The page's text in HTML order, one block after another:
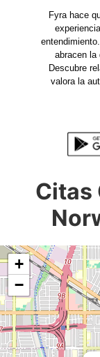
Fyra hace
abracen la
Descubre
valora la
Citas
+
−